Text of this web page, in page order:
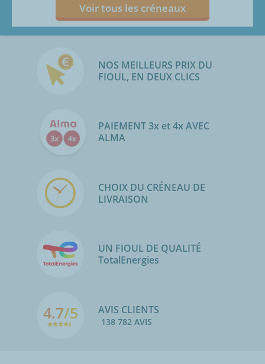
Voir tous les créneaux
NOS MEILLEURS PRIX DU
FIOUL, EN DEUX CLICS
PAIEMENT 3x et 4x AVEC
ALMA
CHOIX DU CRÉNEAU DE
LIVRAISON
UN FIOUL DE QUALITÉ
TotalEnergies
4.7/5 AVIS CLIENTS
138 782 AVIS